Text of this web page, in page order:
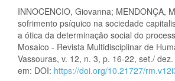
INNOCENCIO, Giovanna; MENDONÇA,
sofrimento psíquico na sociedade
a ótica da determinação social do
Mosaico - Revista Multidisciplinar de
Vassouras, v. 12, n. 3, p. 16-22, set./
em: DOI: https://doi.org/10.21727/